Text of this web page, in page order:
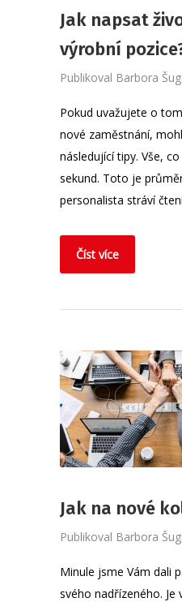
Jak napsat
výrobní
Publikoval Barbora
Pokud uvažujete o
nové zaměstnání,
následující tipy. Vše,
sekund. Toto je
personalista stráví
Číst více
Jak na nové
Publikoval Barbora
Minule jsme Vám dali
svého nadřízeného. Je